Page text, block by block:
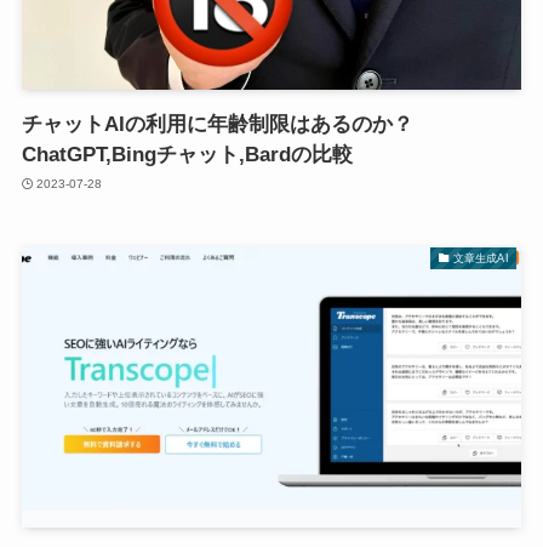
チャットAIの利用に年齢制限はあるのか？
ChatGPT,Bingチャット,Bardの比較
2023-07-28
文章生成AI